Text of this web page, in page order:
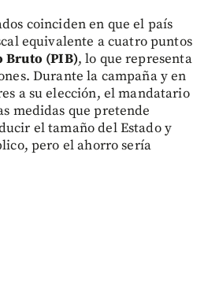
coinciden en que el país
equivalente a cuatro puntos
Bruto (PIB), lo que representa
Durante la campaña y en
a su elección, el mandatario
medidas que pretende
el tamaño del Estado y
pero el ahorro sería